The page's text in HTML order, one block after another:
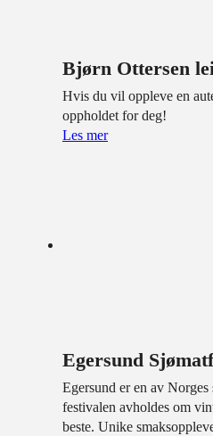
Bjørn Ottersen
Hvis du vil oppleve en
oppholdet for deg!
Les mer
Egersund
Egersund er en av
festivalen avholdes om
beste. Unike